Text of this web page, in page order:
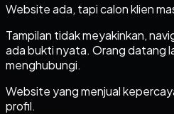
Website ada, tapi calon klien
Tampilan tidak meyakinkan,
ada bukti nyata. Orang datang
menghubungi.
Website yang menjual
profil.